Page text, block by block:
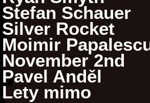
Stefan Schauer
Silver Rocket
Moimir
November 2nd
Pavel Anděl
Lety mimo